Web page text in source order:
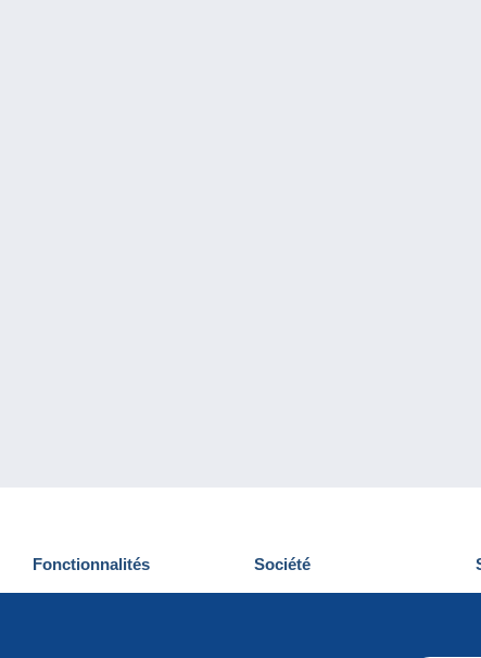
Fonctionnalités
Nouveautés
Société
Qui sommes-nous